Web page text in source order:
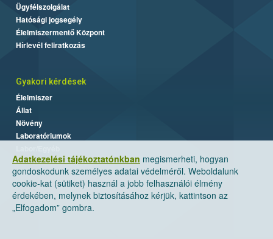
Adatkezelési tájékoztatónkban megismerheti, hogyan
gondoskodunk személyes adatai védelméről. Weboldalunk
cookie-kat (sütiket) használ a jobb felhasználói élmény
érdekében, melynek biztosításához kérjük, kattintson az
„Elfogadom” gombra.
Ügyfélszolgálat
Hatósági jogsegély
Élelmiszermentő Központ
Hírlevél feliratkozás
Gyakori kérdések
Élelmiszer
Állat
Növény
Laboratóriumok